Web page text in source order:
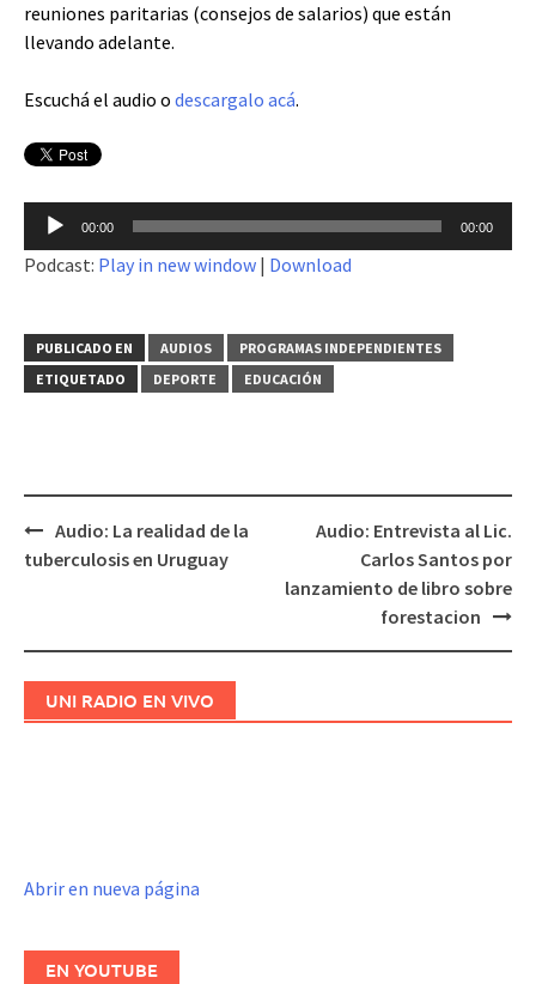
reuniones paritarias (consejos de salarios) que están
llevando adelante.
Escuchá el audio o descargalo acá.
Reproductor
de
audio
00:00 00:00
Podcast: Play in new window | Download
PUBLICADO EN AUDIOS
PROGRAMAS INDEPENDIENTES
ETIQUETADO
DEPORTE EDUCACIÓN
Navegación
Audio: La realidad de la
tuberculosis en Uruguay
Audio: Entrevista al Lic.
Carlos Santos por
lanzamiento de libro sobre
forestacion
UNI RADIO EN VIVO
Abrir en nueva página
EN YOUTUBE